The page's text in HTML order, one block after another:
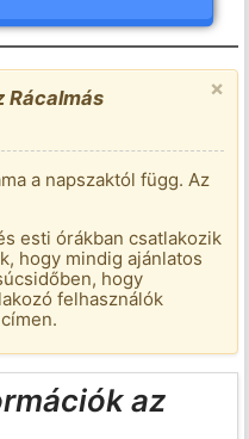
×
Rácalmás
a napszaktól függ. Az
esti órákban csatlakozik
hogy mindig ajánlatos
hogy
felhasználók
az